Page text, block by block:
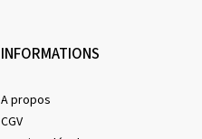
INFORMATIONS
A propos
CGV